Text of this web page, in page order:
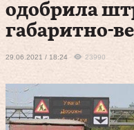
одобрила
габаритно-
29.06.2021 / 18:24 23990